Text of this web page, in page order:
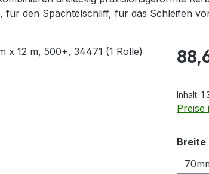
den Spachtelschliff, für das Schleifen
Inhalt:
Preise
Breite